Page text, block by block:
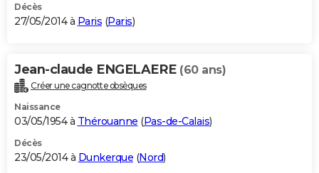
Décès
27/05/2014 à Paris (Paris)
Jean-claude ENGELAERE (60 ans)
Créer une cagnotte obsèques
Naissance
03/05/1954 à Thérouanne (Pas-de-Calais)
Décès
23/05/2014 à Dunkerque (Nord)